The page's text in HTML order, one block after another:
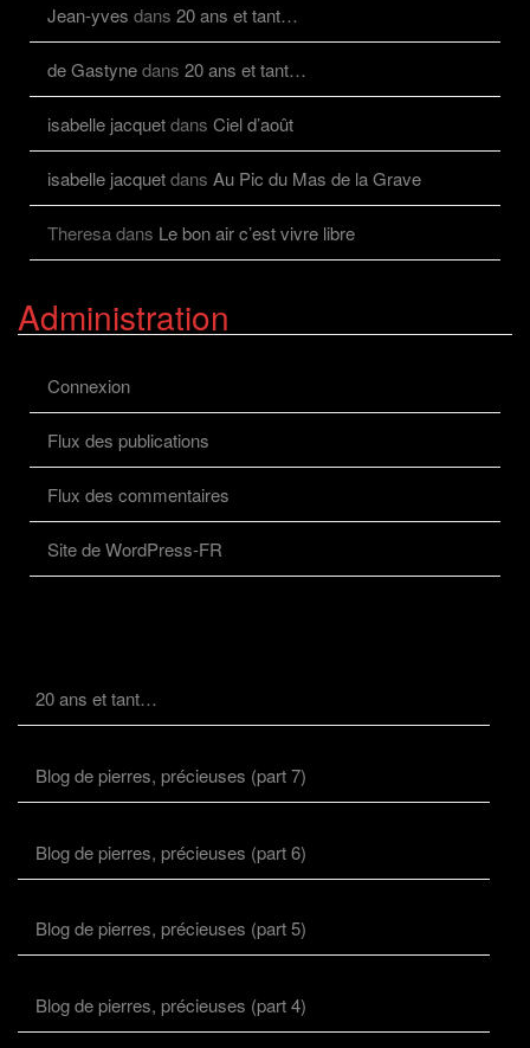
Jean-yves dans 20 ans et tant…
de Gastynedans 20 ans et tant…
isabelle jacquetdans Ciel d’août
isabelle jacquetdans Au Pic du Mas de la Grave
Theresadans Le bon air c’est vivre libre
Administration
Connexion
Flux des publications
Flux des commentaires
Site de WordPress-FR
20 ans et tant…
Blog de pierres, précieuses (part 7)
Blog de pierres, précieuses (part 6)
Blog de pierres, précieuses (part 5)
Blog de pierres, précieuses (part 4)